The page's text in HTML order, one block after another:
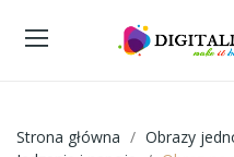
Strona główna Obrazy